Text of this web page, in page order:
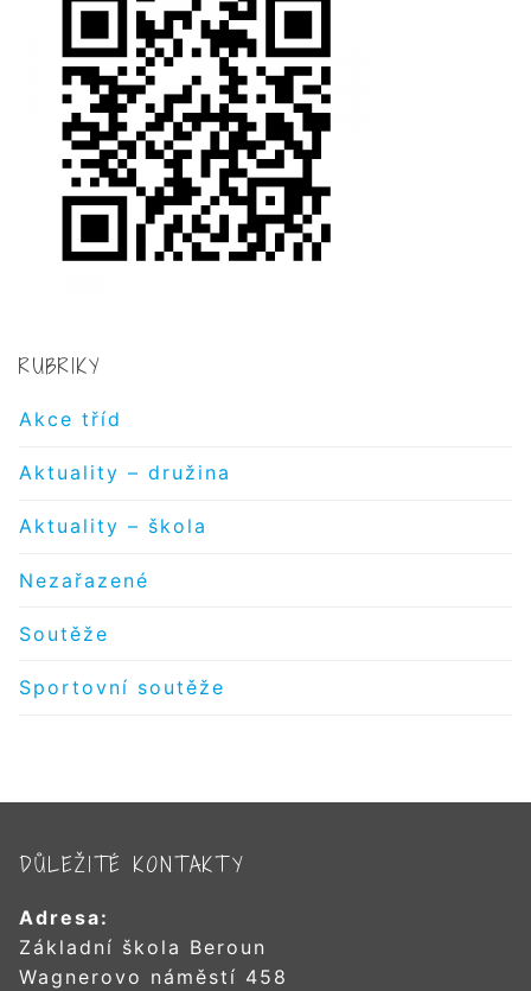
RUBRIKY
Akce tříd
Aktuality – družina
Aktuality – škola
Nezařazené
Soutěže
Sportovní soutěže
DŮLEŽITÉ KONTAKTY
Adresa:
Základní škola Beroun
Wagnerovo náměstí 458